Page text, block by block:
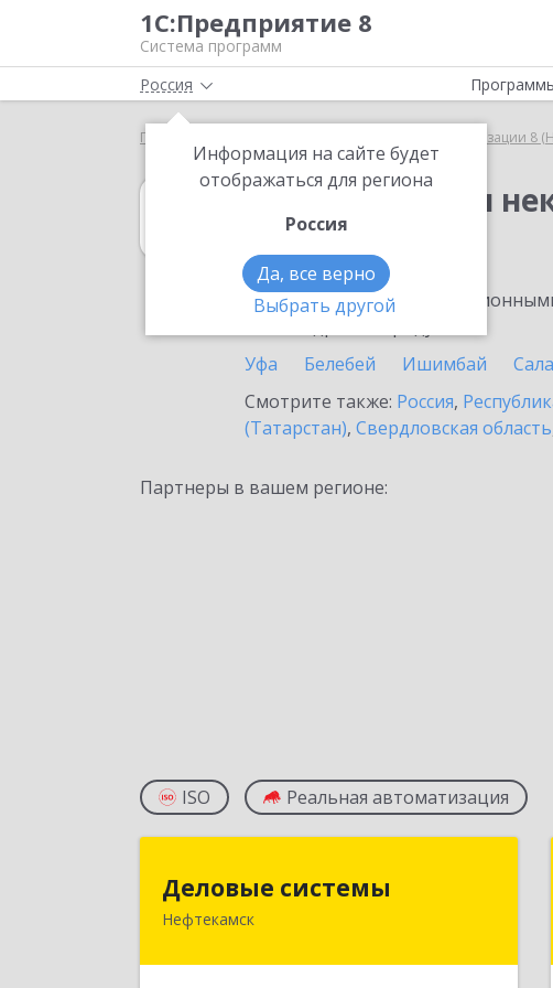
1С:Предприятие 8
Система программ
Россия
Информация на сайте будет
отображаться для региона
Россия
Да, все верно
Выбрать другой
Главная 1С:Бухгалтерия некоммерческой организации 8
1С:Бухгалтерия
в Нефтекамске
Ознакомьтесь с
Уфа
Белебей Ишимбай
Смотрите также: Россия,
(Татарстан), Свердловская область
Партнеры в вашем регионе:
ISO Реальная автоматизация
Деловые системы
Нефтекамск452689, Башкортостан Респ,